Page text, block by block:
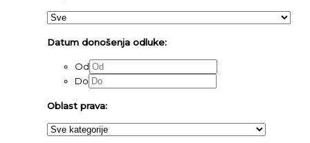
Datum donošenja odluke:
Od
Do
Oblast prava: